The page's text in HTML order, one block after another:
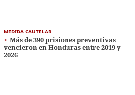
MEDIDA CAUTELAR
Más de 390 prisiones preventivas
vencieron en Honduras entre 2019 y
2026